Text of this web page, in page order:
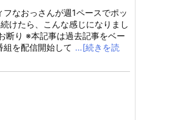
フなおっさんが週1ペースでポッ
けたら、こんな感じになりまし
断り ※本記事は過去記事をベー
組を配信開始して …[続きを読